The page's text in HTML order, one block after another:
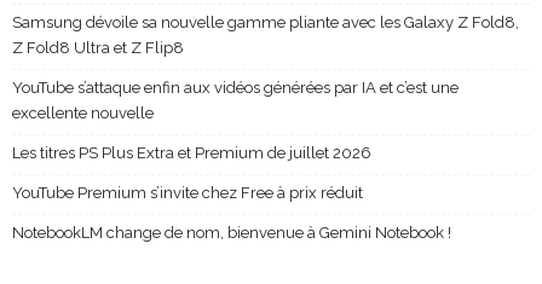
Samsung dévoile sa nouvelle gamme pliante avec les Galaxy Z Fold8,
Z Fold8 Ultra et Z Flip8
YouTube s’attaque enfin aux vidéos générées par IA et c’est une
excellente nouvelle
Les titres PS Plus Extra et Premium de juillet 2026
YouTube Premium s’invite chez Free à prix réduit
NotebookLM change de nom, bienvenue à Gemini Notebook !